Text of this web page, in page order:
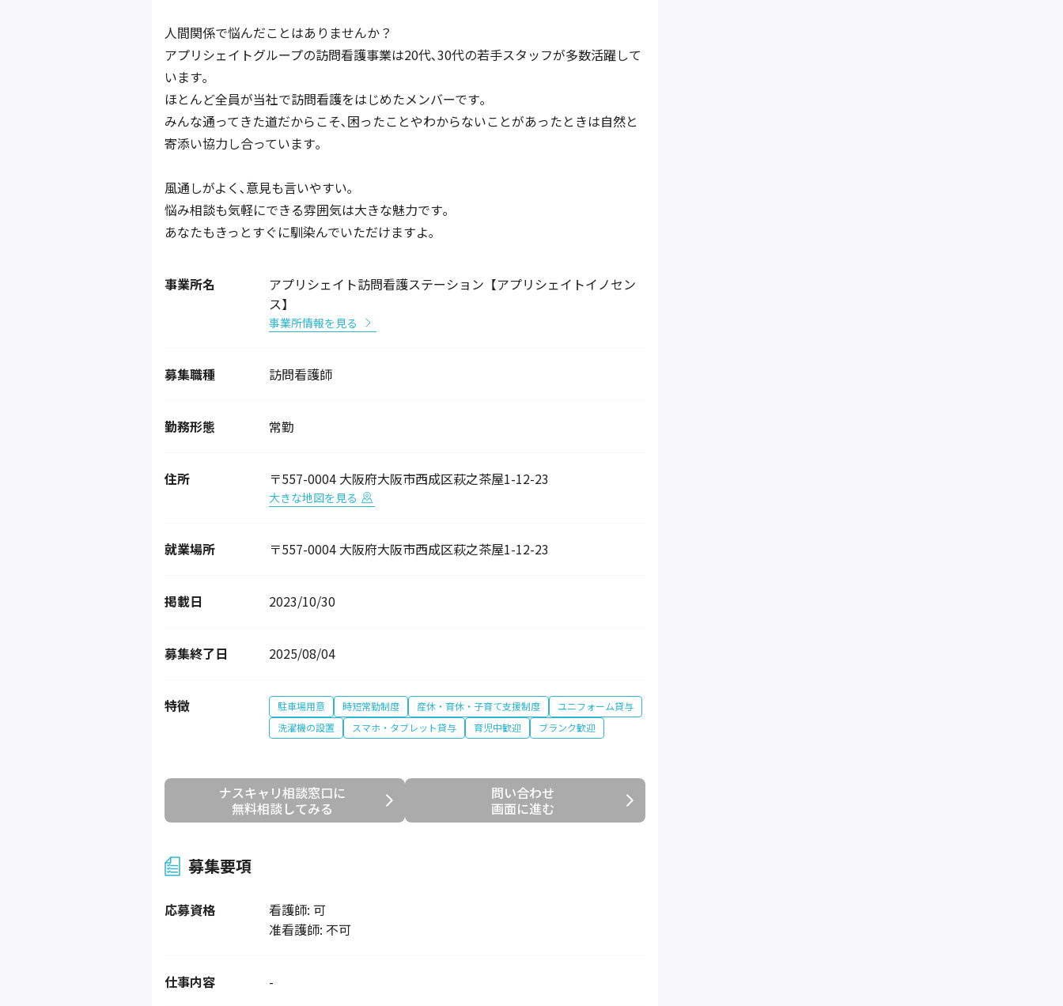
人間関係で悩んだことはありませんか？
アプリシェイトグループの訪問看護事業は20代､30代の若手スタッフが多数活躍して
います｡
ほとんど全員が当社で訪問看護をはじめたメンバーです｡
みんな通ってきた道だからこそ､困ったことやわからないことがあったときは自然と
寄添い協力し合っています｡
風通しがよく､意見も言いやすい｡
悩み相談も気軽にできる雰囲気は大きな魅力です｡
あなたもきっとすぐに馴染んでいただけますよ｡
事業所名
アプリシェイト訪問看護ステーション【アプリシェイトイノセン
ス】
事業所情報を見る
募集職種 訪問看護師
勤務形態 常勤
住所 〒557-0004 大阪府大阪市西成区萩之茶屋1-12-23
大きな地図を見る
就業場所 〒557-0004 大阪府大阪市西成区萩之茶屋1-12-23
掲載日 2023/10/30
募集終了日 2025/08/04
特徴 駐車場用意 時短常勤制度 産休・育休・子育て支援制度
ユニフォーム貸与
洗濯機の設置
スマホ・タブレット貸与 育児中歓迎 ブランク歓迎
ナスキャリ相談窓口に
無料相談してみる
問い合わせ
画面に進む
募集要項
応募資格
看護師: 可
准看護師: 不可
仕事内容 -